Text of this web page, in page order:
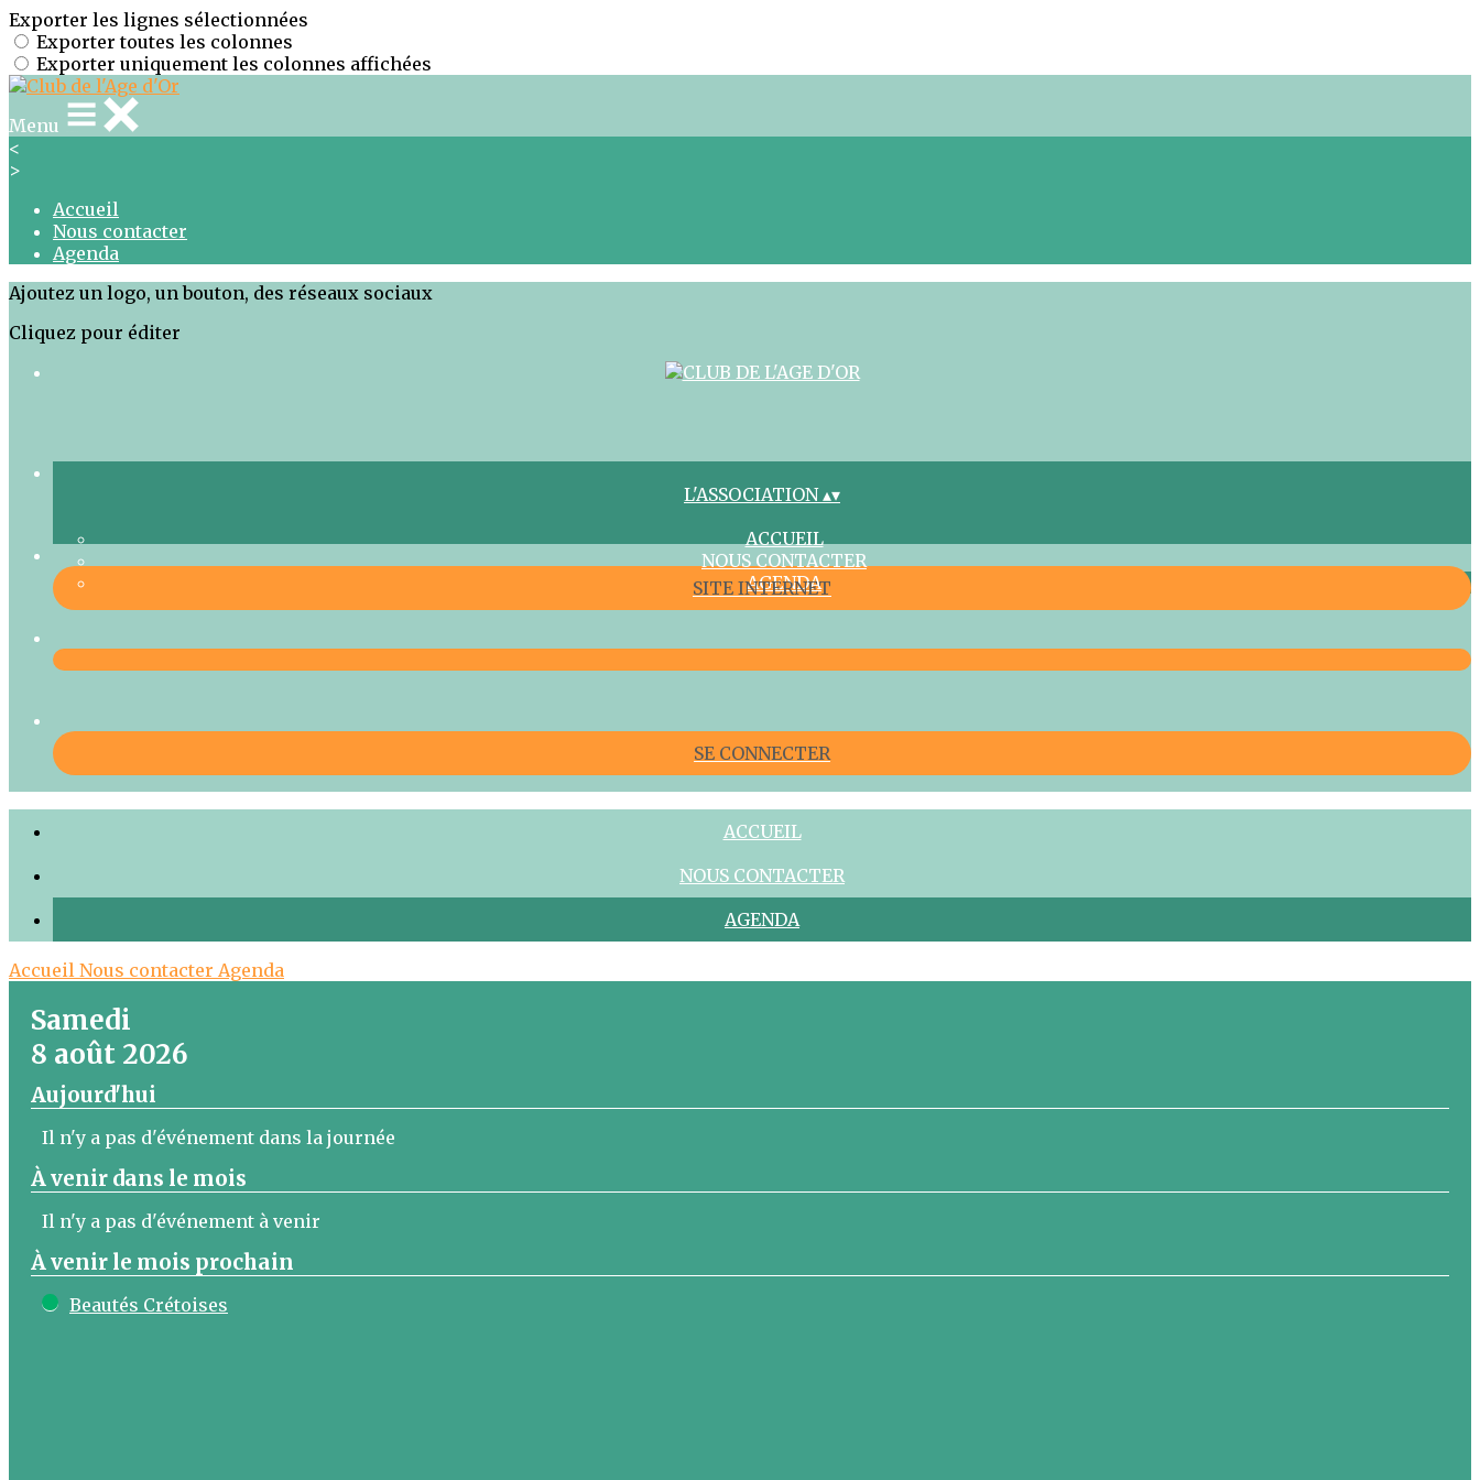
Exporter les lignes sélectionnées
Exporter toutes les colonnes
Exporter uniquement les colonnes affichées
Menu
<
>
Accueil
Nous contacter
Agenda
Ajoutez un logo, un bouton, des réseaux sociaux
Cliquez pour éditer
L'ASSOCIATION▴▾
ACCUEIL
NOUS CONTACTER
AGENDA
SITE INTERNET
SE CONNECTER
ACCUEIL
NOUS CONTACTER
AGENDA
Accueil Nous contacter Agenda
Samedi
8 août 2026
Aujourd'hui
Il n'y a pas d'événement dans la journée
À venir dans le mois
Il n'y a pas d'événement à venir
À venir le mois prochain
Beautés Crétoises